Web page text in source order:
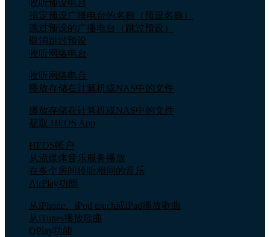
收听预设电台
指定预设广播电台的名称（预设名称）
跳过预设的广播电台（跳过预设）
取消跳过预设
收听网络电台
收听网络电台
播放存储在计算机或NAS中的文件
播放存储在计算机或NAS中的文件
获取 HEOS App
HEOS帐户
从流媒体音乐服务播放
在多个房间聆听相同的音乐
AirPlay功能
从iPhone、iPod touch或iPad播放歌曲
从iTunes播放歌曲
QPlay功能